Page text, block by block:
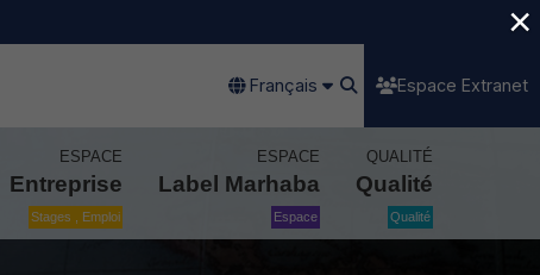
Français Espace Extranet
ESPACE
Entreprise
Stages , Emploi
ESPACE
Label Marhaba
Espace
QUALITÉ
Qualité
Qualité
×